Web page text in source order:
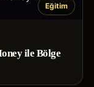
Eğitim
ile Bölge